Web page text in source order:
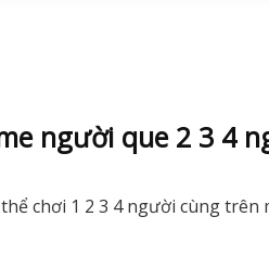
người que 2 3 4
chơi 1 2 3 4 người cùng trên